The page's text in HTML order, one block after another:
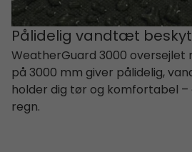
Pålidelig vandtæt
WeatherGuard 3000 oversejlet
på 3000 mm giver pålidelig,
holder dig tør og komfortabel –
regn.